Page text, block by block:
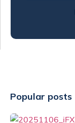
Popular posts